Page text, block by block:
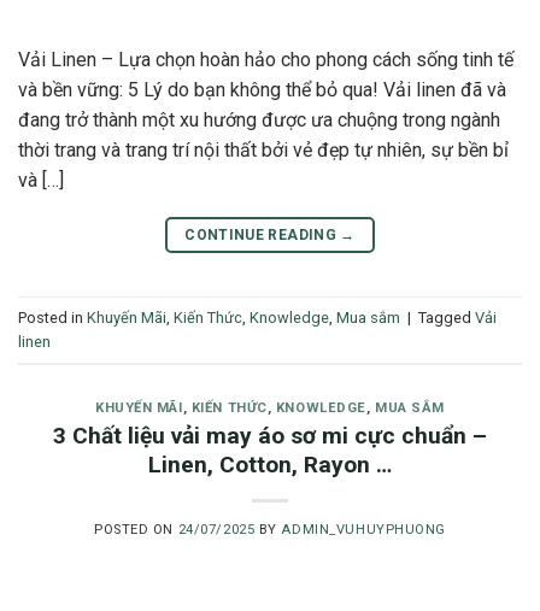
Vải Linen – Lựa chọn hoàn hảo cho phong cách sống tinh tế
và bền vững: 5 Lý do bạn không thể bỏ qua! Vải linen đã và
đang trở thành một xu hướng được ưa chuộng trong ngành
thời trang và trang trí nội thất bởi vẻ đẹp tự nhiên, sự bền bỉ
và […]
CONTINUE READING →
Posted in Khuyến Mãi Kiến Thức Knowledge Mua sắm | Tagged Vải
linen
KHUYẾN MÃI , KIẾN THỨC, KNOWLEDGE, MUA SẮM
3 Chất liệu vải may áo sơ mi cực chuẩn –
Linen, Cotton, Rayon …
POSTED ON 24/07/2025 BYADMIN_VUHUYPHUONG